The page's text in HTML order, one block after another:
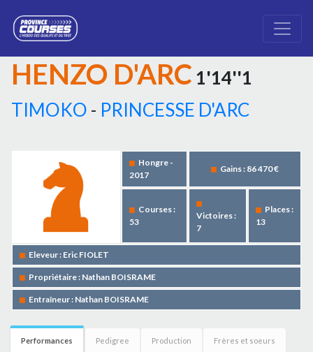
HENZO D'ARC 1'14''1
TIMOKO - PRINCESSE D'ARC
Hongre -
2017
Gains : 86 470 €
Courses :
53
Victoires :
7
Places :
13
Eleveur : Eric FIOLET
Propriétaire : Nathan BOISRAME
Entraîneur : Nathan BOISRAME
Performances Pedigree Production Frères et soeurs